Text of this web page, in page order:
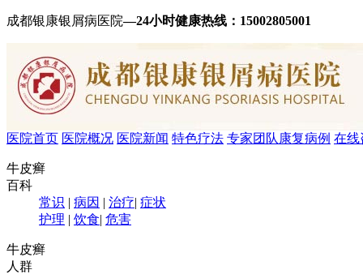
成都银康银屑病医院—24小时健康热线： 15002805001
医院首页 医院概况 医院新闻 特色疗法 专家团队 康复病例 在线
牛皮癣
百科
常识 | 病因 | 治疗| 症状
护理 | 饮食| 危害
牛皮癣
人群